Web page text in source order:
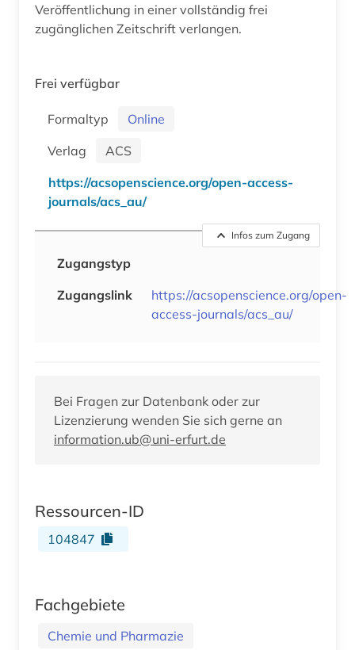
Veröffentlichung in einer vollständig frei
zugänglichen Zeitschrift verlangen.
Frei verfügbar
Formaltyp
Online
Verlag
ACS
https://acsopenscience.org/open-access-
journals/acs_au/
Infos zum Zugang
Zugangstyp
Zugangslink
https://acsopenscience.org/open-
access-journals/acs_au/
Bei Fragen zur Datenbank oder zur
Lizenzierung wenden Sie sich gerne an
information.ub@uni-erfurt.de
Ressourcen-ID
104847
Fachgebiete
Chemie und Pharmazie